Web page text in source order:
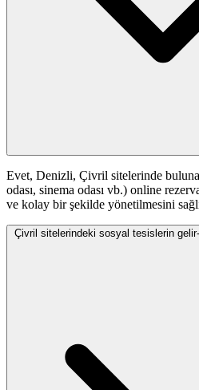
Evet, Denizli, Çivril sitelerinde
odası, sinema odası vb.) online
ve kolay bir şekilde yönetilmesini
Çivril sitelerindeki sosyal tesislerin